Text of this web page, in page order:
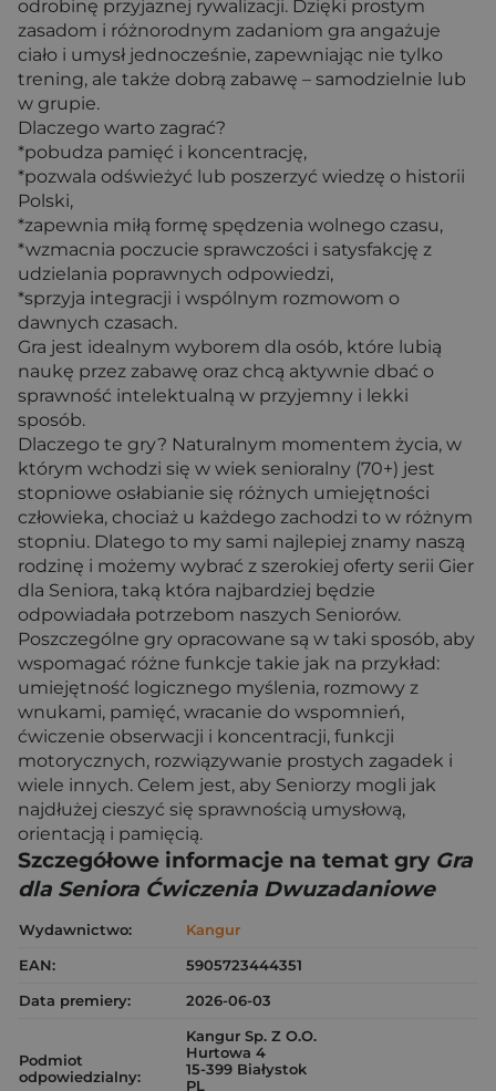
odrobinę przyjaznej rywalizacji. Dzięki prostym
zasadom i różnorodnym zadaniom gra angażuje
ciało i umysł jednocześnie, zapewniając nie tylko
trening, ale także dobrą zabawę – samodzielnie lub
w grupie.
Dlaczego warto zagrać?
*pobudza pamięć i koncentrację,
*pozwala odświeżyć lub poszerzyć wiedzę o historii
Polski,
*zapewnia miłą formę spędzenia wolnego czasu,
*wzmacnia poczucie sprawczości i satysfakcję z
udzielania poprawnych odpowiedzi,
*sprzyja integracji i wspólnym rozmowom o
dawnych czasach.
Gra jest idealnym wyborem dla osób, które lubią
naukę przez zabawę oraz chcą aktywnie dbać o
sprawność intelektualną w przyjemny i lekki
sposób.
Dlaczego te gry? Naturalnym momentem życia, w
którym wchodzi się w wiek senioralny (70+) jest
stopniowe osłabianie się różnych umiejętności
człowieka, chociaż u każdego zachodzi to w różnym
stopniu. Dlatego to my sami najlepiej znamy naszą
rodzinę i możemy wybrać z szerokiej oferty serii Gier
dla Seniora, taką która najbardziej będzie
odpowiadała potrzebom naszych Seniorów.
Poszczególne gry opracowane są w taki sposób, aby
wspomagać różne funkcje takie jak na przykład:
umiejętność logicznego myślenia, rozmowy z
wnukami, pamięć, wracanie do wspomnień,
ćwiczenie obserwacji i koncentracji, funkcji
motorycznych, rozwiązywanie prostych zagadek i
wiele innych. Celem jest, aby Seniorzy mogli jak
najdłużej cieszyć się sprawnością umysłową,
orientacją i pamięcią.
Szczegółowe informacje na temat gry Gra
dla Seniora Ćwiczenia Dwuzadaniowe
Wydawnictwo:
Kangur
EAN:
5905723444351
Data premiery:
2026-06-03
Podmiot
odpowiedzialny:
Kangur Sp. Z O.O.
Hurtowa 4
15-399 Białystok
PL